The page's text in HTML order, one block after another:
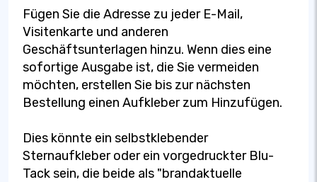
Fügen Sie die Adresse zu jeder E-Mail,
Visitenkarte und anderen
Geschäftsunterlagen hinzu. Wenn dies eine
sofortige Ausgabe ist, die Sie vermeiden
möchten, erstellen Sie bis zur nächsten
Bestellung einen Aufkleber zum Hinzufügen.
Dies könnte ein selbstklebender
Sternaufkleber oder ein vorgedruckter Blu-
Tack sein, die beide als "brandaktuelle